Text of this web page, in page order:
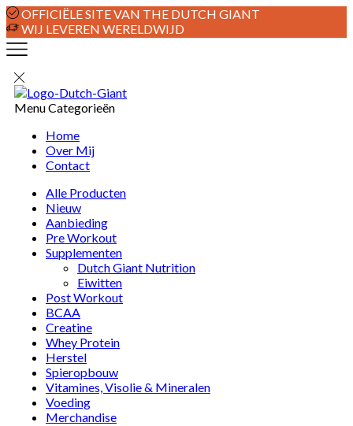
OFFICIËLE SITE VAN THE DUTCH GIANT
WIJ LEVEREN WERELDWIJD
MenuCategorieën
Home
Over Mij
Contact
Alle Producten
Nieuw
Aanbieding
Pre Workout
Supplementen
Dutch Giant Nutrition
Eiwitten
Post Workout
BCAA
Creatine
Whey Protein
Herstel
Spieropbouw
Vitamines, Visolie & Mineralen
Voeding
Merchandise